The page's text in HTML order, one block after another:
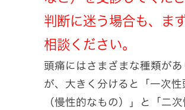
判断に迷う場合も、ま
相談ください。
頭痛にはさまざまな種類があ
が、大きく分けると「一次性
（慢性的なもの）」と「二